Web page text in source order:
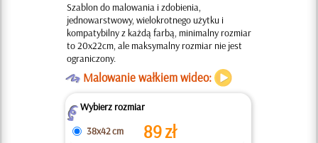
Szablon do malowania i zdobienia,
jednowarstwowy, wielokrotnego użytku i
kompatybilny z każdą farbą, minimalny rozmiar
to 20x22cm, ale maksymalny rozmiar nie jest
ograniczony.
OMalowanie wałkiem wideo:
ZWybierz rozmiar
38x42 cm
89zł